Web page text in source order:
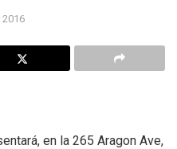
2016
en la 265 Aragon Ave,